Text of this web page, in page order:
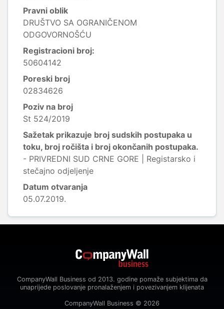
Pravni oblik
DRUŠTVO SA OGRANIČENOM
ODGOVORNOŠĆU
Registracioni broj:
50604142
Poreski broj
02834626
Poziv na broj
St 524/2019
Sažetak prikazuje broj sudskih postupaka u
toku, broj ročišta i broj okončanih postupaka.
- PRIVREDNI SUD CRNE GORE | Registarsko i
stečajno odjeljenje
Datum otvaranja
05.07.2019.
CompanyWall Business od 2013. godine pomaže subjektima da
unaprijede poslovanje pronalaženjem i povezivanjem klijenata
CompanyWall Business © 2026